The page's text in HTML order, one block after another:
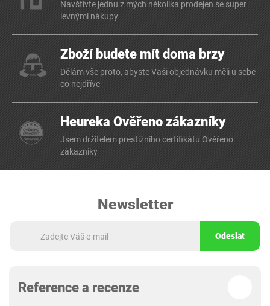
Navštivte jednu z mých několika prodejen se super
levnými nákupy
Zboží budete mít doma brzy
Dělám vše proto, abyste Vaši objednávku měli u sebe
co nejdříve
Heureka Ověřeno zákazníky
Jsem držitelem prestižního certifikátu Ověřeno
zákazníky
Newsletter
Odeslat
Reference a recenze